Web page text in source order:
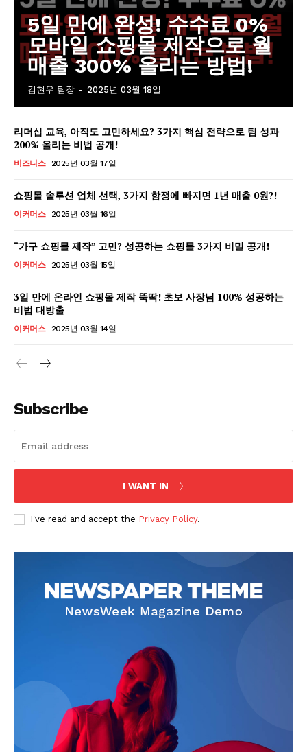
GB leader
SUBSCRIBE NOW
Company
마이페이지
광고 및 제휴문의
구독자 의견
개인정보취급방침
5일 만에 완성! 수수료 0%
모바일 쇼핑몰 제작으로 월
매출 300% 올리는 방법!
김현우 팀장 - 2025년 03월 18일
리더십 교육, 아직도 고민하세요? 3가지 핵심 전략으로 팀 성과
200% 올리는 비법 공개!
비즈니스 2025년 03월 17일
쇼핑몰 솔루션 업체 선택, 3가지 함정에 빠지면 1년 매출 0원?!
이커머스 2025년 03월 16일
“가구 쇼핑몰 제작” 고민? 성공하는 쇼핑몰 3가지 비밀 공개!
이커머스 2025년 03월 15일
3일 만에 온라인 쇼핑몰 제작 뚝딱! 초보 사장님 100% 성공하는
비법 대방출
이커머스 2025년 03월 14일
Subscribe
I WANT IN
I've read and accept the Privacy Policy.